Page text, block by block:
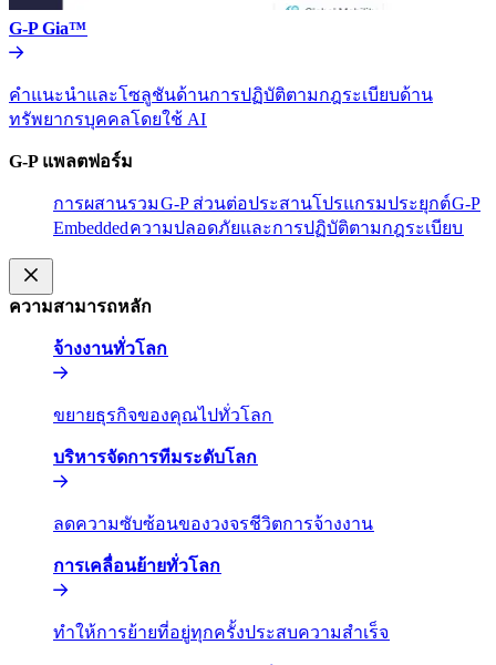
G-P Gia™​​
คำแนะนำและโซลูชันด้านการปฏิบัติตามกฎระเบียบด้าน
ทรัพยากรบุคคลโดยใช้ AI​​
G-P แพลตฟอร์ม​​
การผสานรวม​​G-P ส่วนต่อประสานโปรแกรมประยุกต์​​G-P
Embedded​​ความปลอดภัยและการปฏิบัติตามกฎระเบียบ​​
ความสามารถหลัก​​
จ้างงานทั่วโลก​​
ขยายธุรกิจของคุณไปทั่วโลก​​
บริหารจัดการทีมระดับโลก​​
ลดความซับซ้อนของวงจรชีวิตการจ้างงาน​​
การเคลื่อนย้ายทั่วโลก​​
ทำให้การย้ายที่อยู่ทุกครั้งประสบความสำเร็จ​​